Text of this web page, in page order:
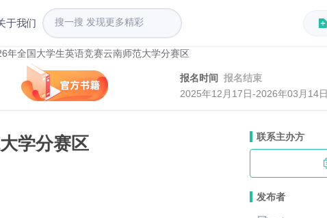
于我们
报名时间 报名结束
2025年12月17日-2026年03月14日
学分赛区 联系主办方
发布者